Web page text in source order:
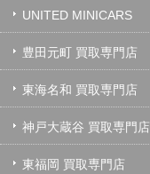
UNITED MINICARS
豊田元町 買取専門店
東海名和 買取専門店
神戸大蔵谷 買取専門店
東福岡 買取専門店